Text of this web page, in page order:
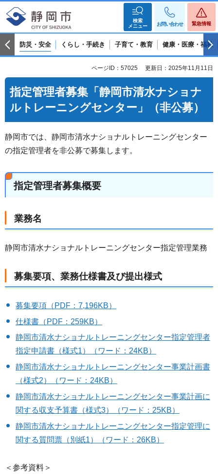
検索
メニュー
お問い合わせ 緊急情報
防災・安全 くらし・手続き 子育て・教育 健康・医療・福祉
ページID：57025 更新日：2025年11月11日
指定管理者募集「静岡市清水ナショナ
ルトレーニングセンター」（非公募）
静岡市では、静岡市清水ナショナルトレーニングセンター
の指定管理者を非公募で募集します。
指定管理者募集概要
業務名
静岡市清水ナショナルトレーニングセンター指定管理業務
募集要項、業務仕様書及び提出様式
募集要項（PDF：7,196KB）
仕様書（PDF：259KB）
静岡市清水ナショナルトレーニングセンター指定管理者
指定申請書（様式1）（ワード：24KB）
静岡市清水ナショナルトレーニングセンター事業計画書
（様式2）（ワード：24KB）
静岡市清水ナショナルトレーニングセンター事業計画に
関する収支予算書（様式3）（ワード：25KB）
静岡市清水ナショナルトレーニングセンター指定管理に
関する質問票（別紙1）（ワード：26KB）
＜参考資料＞